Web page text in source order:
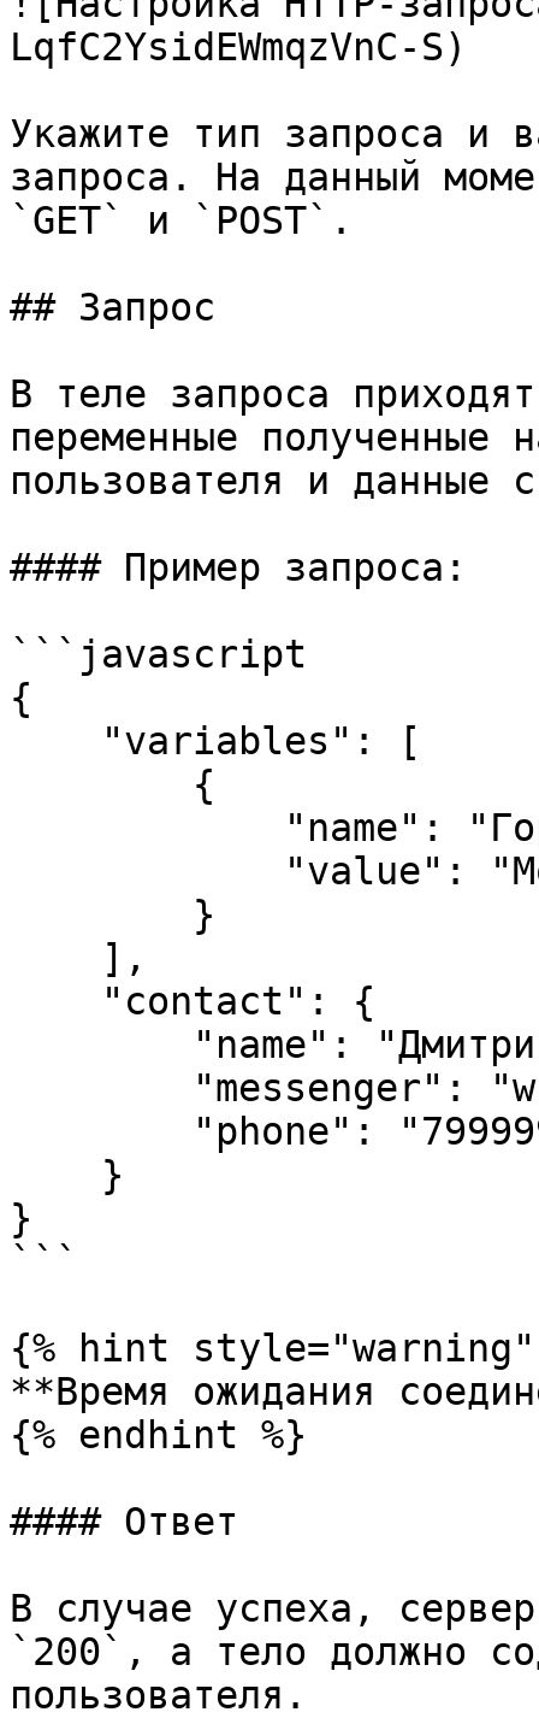
LqfC2YsidEWmqzVnC-S)
Укажите тип запроса и
запроса. На данный
`GET` и `POST`.
## Запрос
В теле запроса
переменные полученные
пользователя и данные
#### Пример запроса:
```javascript
{
}
```
{% hint style="warning"
**Время ожидания
{% endhint %}
#### Ответ
В случае успеха,
`200`, а тело должно
пользователя.